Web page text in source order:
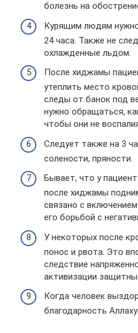
болезнь на
Курящим людям
24 часа. Также не
охлажденные льдом.
После хиджамы
утеплить место
следы от банок под
нужно обращаться,
чтобы они не
Следует также на 3
солености, пряности.
Бывает, что у
после хиджамы
связано с
его борьбой с
У некоторых после
понос и рвота. Это
следствие
активизации
Когда человек
благодарность